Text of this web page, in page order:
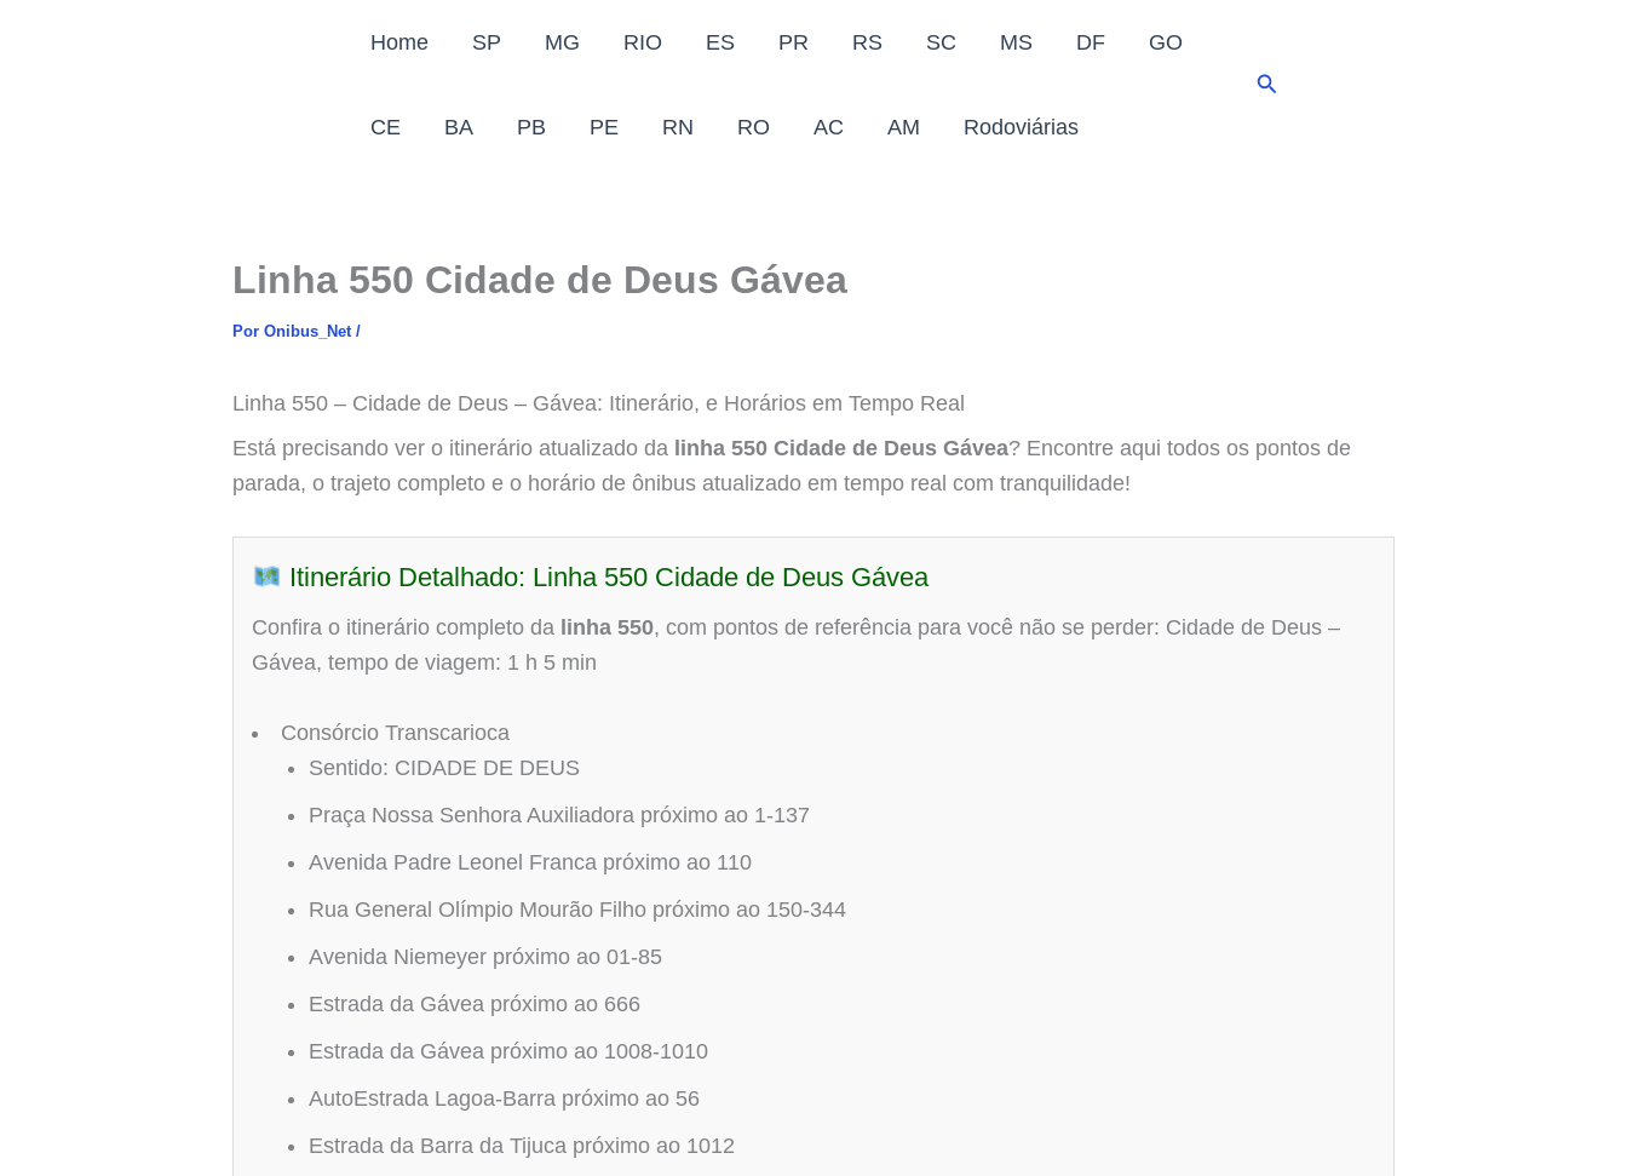
Home SP MG RIO ES PR RS SC MS DF GO
CE BA PB PE RN RO AC AM Rodoviárias
Pesquisar
Linha 550 Cidade de Deus Gávea
Por Onibus_Net /
Linha 550 – Cidade de Deus – Gávea: Itinerário, e Horários em Tempo Real
Está precisando ver o itinerário atualizado da linha 550 Cidade de Deus Gávea? Encontre aqui todos os pontos de
parada, o trajeto completo e o horário de ônibus atualizado em tempo real com tranquilidade!
Itinerário Detalhado: Linha 550 Cidade de Deus Gávea
Confira o itinerário completo da linha 550, com pontos de referência para você não se perder: Cidade de Deus –
Gávea, tempo de viagem: 1 h 5 min
Consórcio Transcarioca
Sentido: CIDADE DE DEUS
Praça Nossa Senhora Auxiliadora próximo ao 1-137
Avenida Padre Leonel Franca próximo ao 110
Rua General Olímpio Mourão Filho próximo ao 150-344
Avenida Niemeyer próximo ao 01-85
Estrada da Gávea próximo ao 666
Estrada da Gávea próximo ao 1008-1010
AutoEstrada Lagoa-Barra próximo ao 56
Estrada da Barra da Tijuca próximo ao 1012